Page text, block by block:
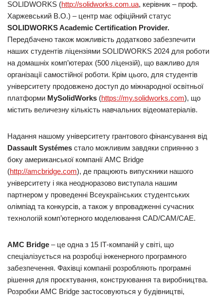
SOLIDWORKS (http://solidworks.com.ua, керівник – проф.
Харжевський В.О.) – центр має офіційний статус
SOLIDWORKSAcademic Certification Provider.
Передбачено також можливість додатково забезпечити
наших студентів ліцензіями SOLIDWORKS 2024 для роботи
на домашніх комп’ютерах (500 ліцензій), що важливо для
організації самостійної роботи. Крім цього, для студентів
університету продовжено доступ до міжнародної освітньої
платформи MySolidWorks (https://my.solidworks.com), що
містить величезну кількість навчальних відеоматеріалів.
Надання нашому університету грантового фінансування від
Dassault Systémes стало можливим завдяки сприянню з
боку американської компанії AMC Bridge
(http://amcbridge.com), де працюють випускники нашого
університету і яка неодноразово виступала нашим
партнером у проведенні Всеукраїнських студентських
олімпіад та конкурсів, а також у впровадженні сучасних
технологій комп’ютерного моделювання CAD/CAM/CAE.
AMC Bridge – це одна з 15 ІТ-компаній у світі, що
спеціалізується на розробці інженерного програмного
забезпечення. Фахівці компанії розробляють програмні
рішення для проєктування, конструювання та виробництва.
Розробки AMC Bridge застосовуються у будівництві,